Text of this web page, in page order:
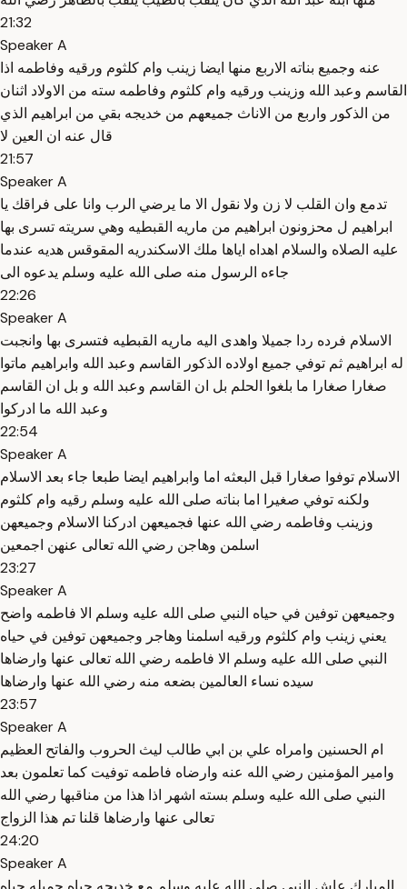
21:32
Speaker A
عنه وجميع بناته الاربع منها ايضا زينب وام كلثوم ورقيه وفاطمه اذا
القاسم وعبد الله وزينب ورقيه وام كلثوم وفاطمه سته من الاولاد اثنان
من الذكور واربع من الاناث جميعهم من خديجه بقي من ابراهيم الذي
قال عنه ان العين لا
21:57
Speaker A
تدمع وان القلب لا زن ولا نقول الا ما يرضي الرب وانا على فراقك يا
ابراهيم ل محزونون ابراهيم من ماريه القبطيه وهي سريته تسرى بها
عليه الصلاه والسلام اهداه اياها ملك الاسكندريه المقوقس هديه عندما
جاءه الرسول منه صلى الله عليه وسلم يدعوه الى
22:26
Speaker A
الاسلام فرده ردا جميلا واهدى اليه ماريه القبطيه فتسرى بها وانجبت
له ابراهيم ثم توفي جميع اولاده الذكور القاسم وعبد الله وابراهيم ماتوا
صغارا صغارا ما بلغوا الحلم بل ان القاسم وعبد الله و بل ان القاسم
وعبد الله ما ادركوا
22:54
Speaker A
الاسلام توفوا صغارا قبل البعثه اما وابراهيم ايضا طبعا جاء بعد الاسلام
ولكنه توفي صغيرا اما بناته صلى الله عليه وسلم رقيه وام كلثوم
وزينب وفاطمه رضي الله عنها فجميعهن ادركنا الاسلام وجميعهن
اسلمن وهاجن رضي الله تعالى عنهن اجمعين
23:27
Speaker A
وجميعهن توفين في حياه النبي صلى الله عليه وسلم الا فاطمه واضح
يعني زينب وام كلثوم ورقيه اسلمنا وهاجر وجميعهن توفين في حياه
النبي صلى الله عليه وسلم الا فاطمه رضي الله تعالى عنها وارضاها
سيده نساء العالمين بضعه منه رضي الله عنها وارضاها
23:57
Speaker A
ام الحسنين وامراه علي بن ابي طالب ليث الحروب والفاتح العظيم
وامير المؤمنين رضي الله عنه وارضاه فاطمه توفيت كما تعلمون بعد
النبي صلى الله عليه وسلم بسته اشهر اذا هذا من مناقبها رضي الله
تعالى عنها وارضاها قلنا تم هذا الزواج
24:20
Speaker A